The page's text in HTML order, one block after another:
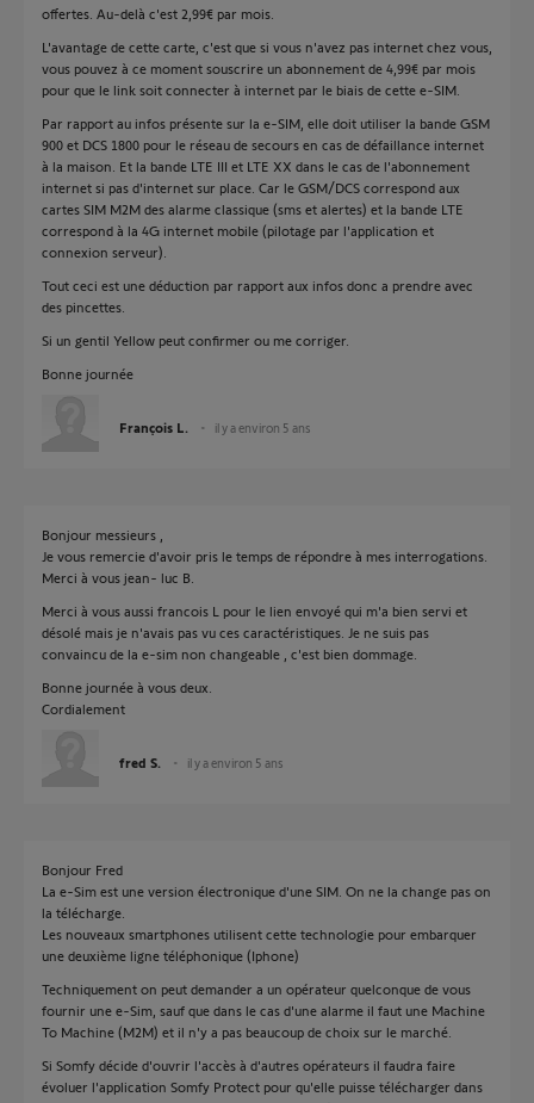
offertes. Au-delà c'est 2,99€ par mois.
L'avantage de cette carte, c'est que si vous n'avez pas internet chez vous,
vous pouvez à ce moment souscrire un abonnement de 4,99€ par mois
pour que le link soit connecter à internet par le biais de cette e-SIM.
Par rapport au infos présente sur la e-SIM, elle doit utiliser la bande GSM
900 et DCS 1800 pour le réseau de secours en cas de défaillance internet
à la maison. Et la bande LTE III et LTE XX dans le cas de l'abonnement
internet si pas d'internet sur place. Car le GSM/DCS correspond aux
cartes SIM M2M des alarme classique (sms et alertes) et la bande LTE
correspond à la 4G internet mobile (pilotage par l'application et
connexion serveur).
Tout ceci est une déduction par rapport aux infos donc a prendre avec
des pincettes.
Si un gentil Yellow peut confirmer ou me corriger.
Bonne journée
François L. il y a environ 5 ans
Bonjour messieurs ,
Je vous remercie d'avoir pris le temps de répondre à mes interrogations.
Merci à vous jean- luc B.
Merci à vous aussi francois L pour le lien envoyé qui m'a bien servi et
désolé mais je n'avais pas vu ces caractéristiques. Je ne suis pas
convaincu de la e-sim non changeable , c'est bien dommage.
Bonne journée à vous deux.
Cordialement
fred S. il y a environ 5 ans
Bonjour Fred
La e-Sim est une version électronique d'une SIM. On ne la change pas on
la télécharge.
Les nouveaux smartphones utilisent cette technologie pour embarquer
une deuxième ligne téléphonique (Iphone)
Techniquement on peut demander a un opérateur quelconque de vous
fournir une e-Sim, sauf que dans le cas d'une alarme il faut une Machine
To Machine (M2M) et il n'y a pas beaucoup de choix sur le marché.
Si Somfy décide d'ouvrir l'accès à d'autres opérateurs il faudra faire
évoluer l'application Somfy Protect pour qu'elle puisse télécharger dans